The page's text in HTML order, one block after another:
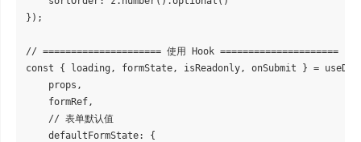
});
// ===================== 使用 Hook =====================
const { loading, formState, isReadonly, onSubmit } =
    props,
    formRef,
    // 表单默认值
    defaultFormState: {